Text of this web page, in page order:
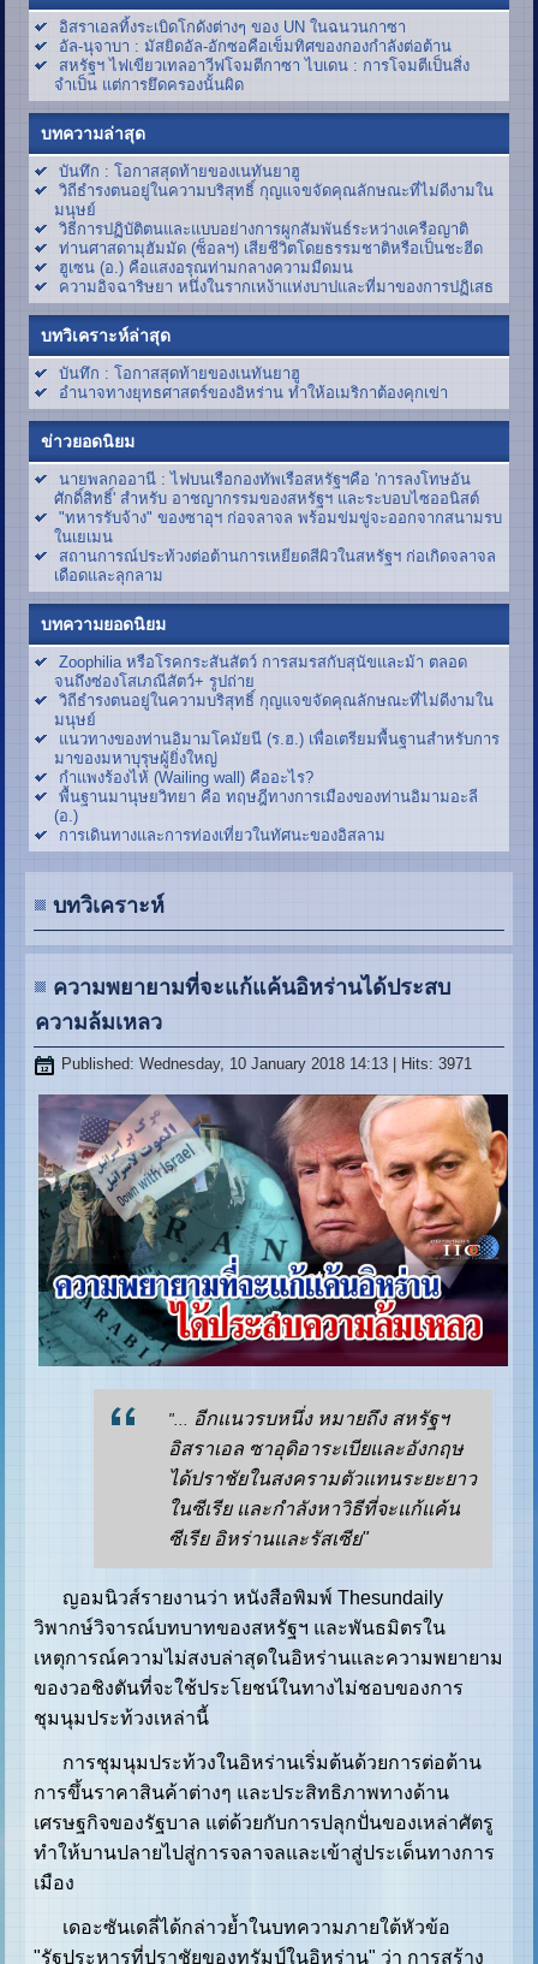
อิสราเอลทิ้งระเบิดโกดังต่างๆ ของ UN ในฉนวนกาซา
อัล-นุจาบา : มัสยิดอัล-อักซอคือเข็มทิศของกองกำลังต่อต้าน
สหรัฐฯ ไฟเขียวเทลอาวีฟโจมตีกาซา ไบเดน : การโจมตีเป็นสิ่ง
จำเป็น แต่การยึดครองนั้นผิด
บทความล่าสุด
บันทึก : โอกาสสุดท้ายของเนทันยาฮู
วิถีธำรงตนอยู่ในความบริสุทธิ์ กุญแจขจัดคุณลักษณะที่ไม่ดีงามใน
มนุษย์
วิธีการปฏิบัติตนและแบบอย่างการผูกสัมพันธ์ระหว่างเครือญาติ
ท่านศาสดามุฮัมมัด (ซ็อลฯ) เสียชีวิตโดยธรรมชาติหรือเป็นชะฮีด
ฮูเซน (อ.) คือแสงอรุณท่ามกลางความมืดมน
ความอิจฉาริษยา หนึ่งในรากเหง้าแห่งบาปและที่มาของการปฏิเสธ
บทวิเคราะห์ล่าสุด
บันทึก : โอกาสสุดท้ายของเนทันยาฮู
อำนาจทางยุทธศาสตร์ของอิหร่าน ทำให้อเมริกาต้องคุกเข่า
ข่าวยอดนิยม
นายพลกออานี : ไฟบนเรือกองทัพเรือสหรัฐฯคือ 'การลงโทษอัน
ศักดิ์สิทธิ์' สำหรับ อาชญากรรมของสหรัฐฯ และระบอบไซออนิสต์
"ทหารรับจ้าง" ของซาอุฯ ก่อจลาจล พร้อมข่มขู่จะออกจากสนามรบ
ในเยเมน
สถานการณ์ประท้วงต่อต้านการเหยียดสีผิวในสหรัฐฯ ก่อเกิดจลาจล
เดือดและลุกลาม
บทความยอดนิยม
Zoophilia หรือโรคกระสันสัตว์ การสมรสกับสุนัขและม้า ตลอด
จนถึงซ่องโสเภณีสัตว์+ รูปถ่าย
วิถีธำรงตนอยู่ในความบริสุทธิ์ กุญแจขจัดคุณลักษณะที่ไม่ดีงามใน
มนุษย์
แนวทางของท่านอิมามโคมัยนี (ร.ฮ.) เพื่อเตรียมพื้นฐานสำหรับการ
มาของมหาบุรุษผู้ยิ่งใหญ่
กำแพงร้องไห้ (Wailing wall) คืออะไร?
พื้นฐานมานุษยวิทยา คือ ทฤษฎีทางการเมืองของท่านอิมามอะลี
(อ.)
การเดินทางและการท่องเที่ยวในทัศนะของอิสลาม
บทวิเคราะห์
ความพยายามที่จะแก้แค้นอิหร่านได้ประสบ
ความล้มเหลว
Published: Wednesday, 10 January 2018 14:13 | Hits: 3971
"...
อีกแนวรบหนึ่ง หมายถึง สหรัฐฯ
อิสราเอล ซาอุดิอาระเบียและอังกฤษ
ได้ปราชัยในสงครามตัวแทนระยะยาว
ในซีเรีย และกำลังหาวิธีที่จะแก้แค้น
ซีเรีย อิหร่านและรัสเซีย"
ญอมนิวส์รายงานว่า หนังสือพิมพ์ Thesundaily
วิพากษ์วิจารณ์บทบาทของสหรัฐฯ และพันธมิตรใน
เหตุการณ์ความไม่สงบล่าสุดในอิหร่านและความพยายาม
ของวอชิงตันที่จะใช้ประโยชน์ในทางไม่ชอบของการ
ชุมนุมประท้วงเหล่านี้
การชุมนุมประท้วงในอิหร่านเริ่มต้นด้วยการต่อต้าน
การขึ้นราคาสินค้าต่างๆ และประสิทธิภาพทางด้าน
เศรษฐกิจของรัฐบาล แต่ด้วยกับการปลุกปั่นของเหล่าศัตรู
ทำให้บานปลายไปสู่การจลาจลและเข้าสู่ประเด็นทางการ
เมือง
เดอะซันเดลี่ได้กล่าวย้ำในบทความภายใต้หัวข้อ
"รัฐประหารที่ปราชัยของทรัมป์ในอิหร่าน" ว่า การสร้าง